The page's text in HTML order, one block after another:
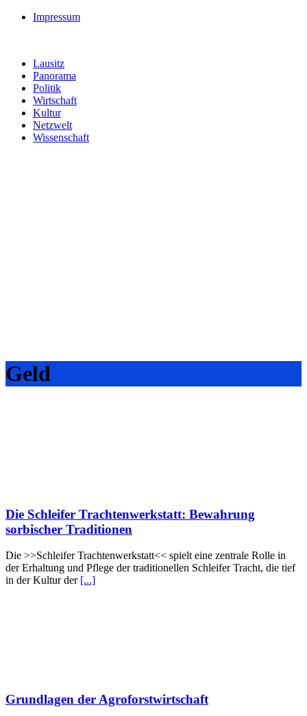
Impressum
Lausitz
Panorama
Politik
Wirtschaft
Kultur
Netzwelt
Wissenschaft
Geld
Die Schleifer Trachtenwerkstatt: Bewahrung
sorbischer Traditionen
Die >>Schleifer Trachtenwerkstatt<< spielt eine zentrale Rolle in
der Erhaltung und Pflege der traditionellen Schleifer Tracht, die tief
in der Kultur der [...]
Grundlagen der Agroforstwirtschaft